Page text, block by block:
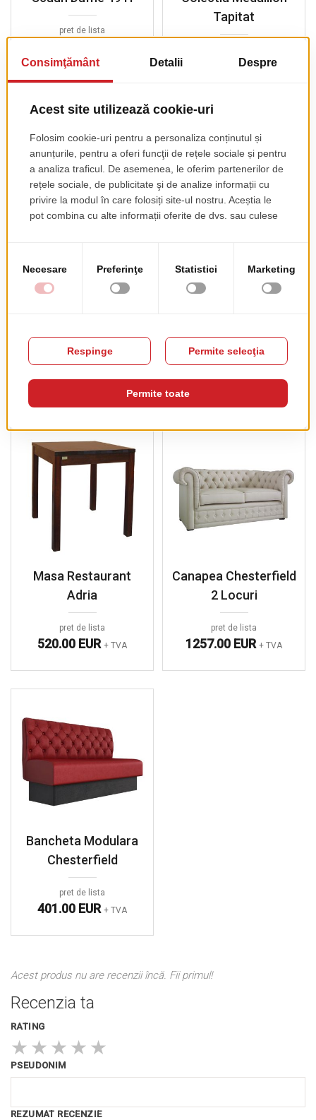
pret de lista
Tapitat
374.00 EUR+ TVA
Colectia Victoria
PRODUSE COMPLEMENTARE
Masa Restaurant
Adria
pret de lista
520.00 EUR + TVA
Canapea Chesterfield
2 Locuri
pret de lista
1257.00 EUR + TVA
Bancheta Modulara
Chesterfield
pret de lista
401.00 EUR + TVA
Acest produs nu are recenzii încă. Fii primul!
Recenzia ta
RATING
★ ★ ★ ★ ★
PSEUDONIM
REZUMAT RECENZIE